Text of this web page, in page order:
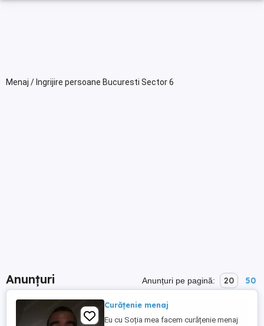
Menaj / Ingrijire persoane Bucuresti Sector 6
Anunțuri Anunțuri pe pagină: 20 50
Curățenie menaj
Eu cu Soția mea facem curățenie menaj